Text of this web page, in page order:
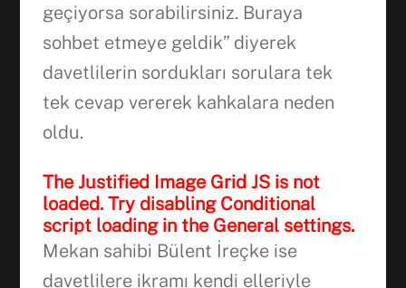
geçiyorsa sorabilirsiniz. Buraya
sohbet etmeye geldik” diyerek
davetlilerin sordukları sorulara tek
tek cevap vererek kahkalara neden
oldu.
The Justified Image Grid JS is not
loaded. Try disabling Conditional
script loading in the General settings.
Mekan sahibi Bülent İreçke ise
davetlilere ikramı kendi elleriyle